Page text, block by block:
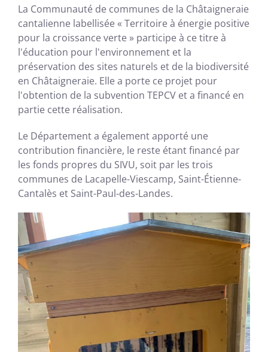
La Communauté de communes de la Châtaigneraie
cantalienne labellisée « Territoire à énergie positive
pour la croissance verte » participe à ce titre à
l'éducation pour l'environnement et la
préservation des sites naturels et de la biodiversité
en Châtaigneraie. Elle a porte ce projet pour
l'obtention de la subvention TEPCV et a financé en
partie cette réalisation.
Le Département a également apporté une
contribution financière, le reste étant financé par
les fonds propres du SIVU, soit par les trois
communes de Lacapelle-Viescamp, Saint-Étienne-
Cantalès et Saint-Paul-des-Landes.